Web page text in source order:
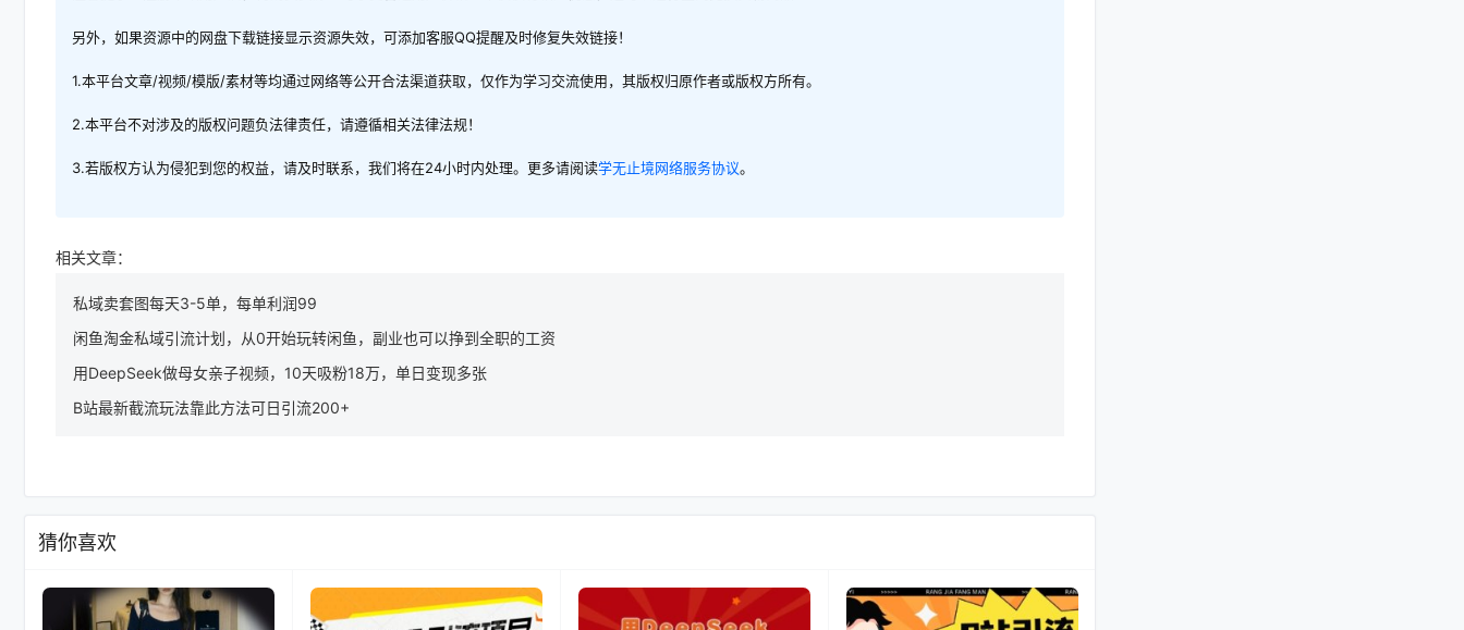
另外，如果资源中的网盘下载链接显示资源失效，可添加客服QQ提醒及时修复失效链接！
1.本平台文章/视频/模版/素材等均通过网络等公开合法渠道获取，仅作为学习交流使用，其版权归原作者或版权方所有。
2.本平台不对涉及的版权问题负法律责任，请遵循相关法律法规！
3.若版权方认为侵犯到您的权益，请及时联系，我们将在24小时内处理。更多请阅读学无止境网络服务协议。
相关文章：
私域卖套图每天3-5单，每单利润99
闲鱼淘金私域引流计划，从0开始玩转闲鱼，副业也可以挣到全职的工资
用DeepSeek做母女亲子视频，10天吸粉18万，单日变现多张
B站最新截流玩法靠此方法可日引流200+
猜你喜欢